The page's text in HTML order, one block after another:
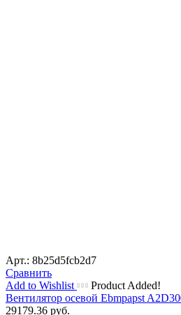
Арт.: 8b25d5fcb2d7
Сравнить
Add to Wishlist
Product Added!
Вентилятор осевой Ebmpapst
29179.36 руб.